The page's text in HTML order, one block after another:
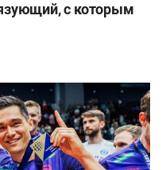
с которым